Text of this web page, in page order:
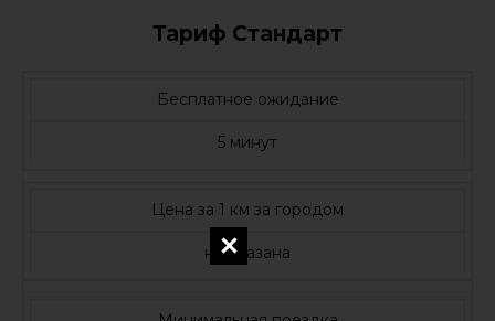
Тариф Стандарт
Бесплатное ожидание
5 минут
Цена за 1 км за городом
не указана